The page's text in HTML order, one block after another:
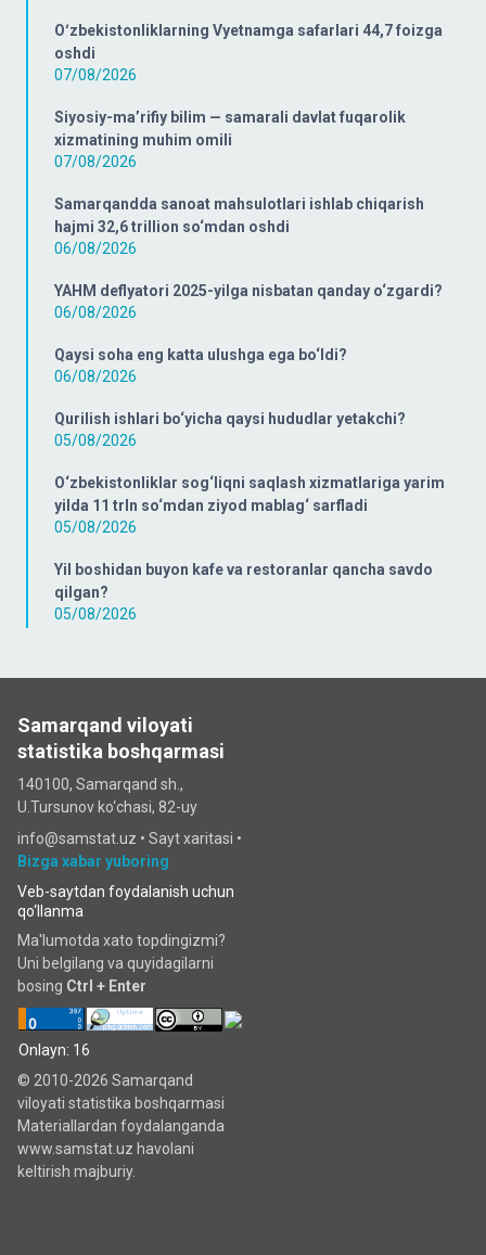
Oʻzbekistonliklarning Vyetnamga safarlari 44,7 foizga
oshdi
07/08/2026
Siyosiy-ma’rifiy bilim — samarali davlat fuqarolik
xizmatining muhim omili
07/08/2026
Samarqandda sanoat mahsulotlari ishlab chiqarish
hajmi 32,6 trillion so‘mdan oshdi
06/08/2026
YAHM deflyatori 2025-yilga nisbatan qanday o‘zgardi?
06/08/2026
Qaysi soha eng katta ulushga ega bo‘ldi?
06/08/2026
Qurilish ishlari bo‘yicha qaysi hududlar yetakchi?
05/08/2026
O‘zbekistonliklar sog‘liqni saqlash xizmatlariga yarim
yilda 11 trln so‘mdan ziyod mablag‘ sarfladi
05/08/2026
Yil boshidan buyon kafe va restoranlar qancha savdo
qilgan?
05/08/2026
Samarqand viloyati
statistika boshqarmasi
140100, Samarqand sh.,
U.Tursunov ko‘chаsi, 82-uy
info@samstat.uz • Sayt xaritasi •
Bizga xabar yuboring
Veb-saytdan foydalanish uchun
qo‘llanma
Ma'lumotda xato topdingizmi?
Uni belgilang va quyidagilarni
bosing Ctrl + Enter
Onlayn: 16
© 2010-2026 Samarqand
viloyati statistika boshqarmasi
Materiallardan foydalanganda
www.samstat.uz havolani
keltirish majburiy.